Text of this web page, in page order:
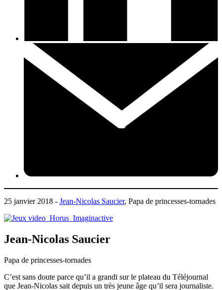
25 janvier 2018 - Jean-Nicolas Saucier, Papa de princesses-tornades
Jean-Nicolas Saucier
Papa de princesses-tornades
C’est sans doute parce qu’il a grandi sur le plateau du Téléjournal
que Jean-Nicolas sait depuis un très jeune âge qu’il sera journaliste.